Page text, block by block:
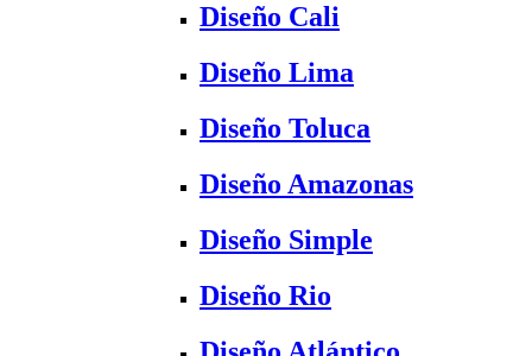
Diseño Cali
Diseño Lima
Diseño Toluca
Diseño Amazonas
Diseño Simple
Diseño Rio